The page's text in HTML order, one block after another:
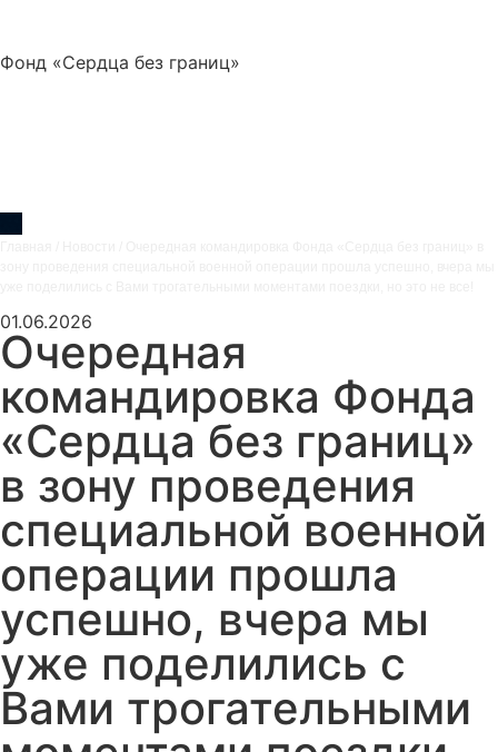
Фонд «Сердца без границ»
01.06.2026
Очередная
командировка Фонда
«Сердца без границ»
в зону проведения
специальной военной
операции прошла
успешно, вчера мы
уже поделились с
Вами трогательными